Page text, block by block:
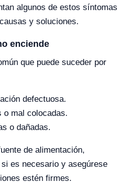
algunos de estos síntomas
y soluciones.
enciende
que puede suceder por
defectuosa.
o mal colocadas.
o dañadas.
de alimentación,
es necesario y asegúrese
estén firmes.